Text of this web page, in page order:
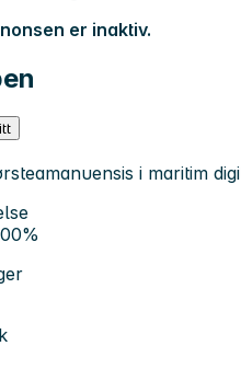
er inaktiv.
i maritim